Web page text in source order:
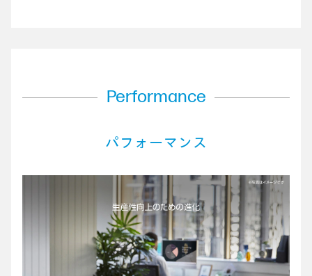
Performance
パフォーマンス